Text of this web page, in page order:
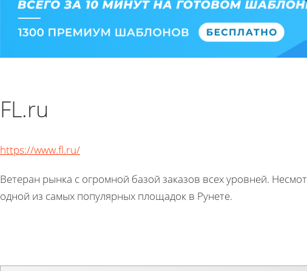
FL.ru
https://www.fl.ru/
Ветеран рынка с огромной базой заказов всех уровней.
одной из самых популярных площадок в Рунете.